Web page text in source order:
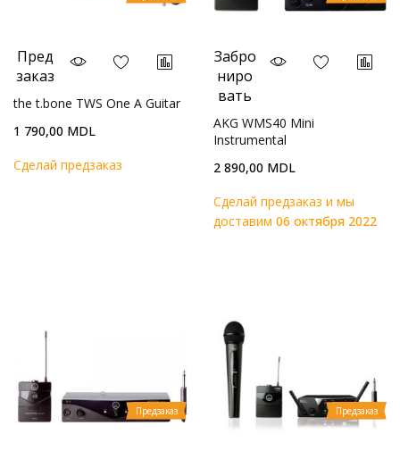
Пред
заказ
the t.bone TWS One A Guitar
1 790,00 MDL
Cделай предзаказ
Забро
ниро
вать
AKG WMS40 Mini
Instrumental
2 890,00 MDL
Cделай предзаказ и мы
доставим 06 октября 2022
Предзаказ Предзаказ